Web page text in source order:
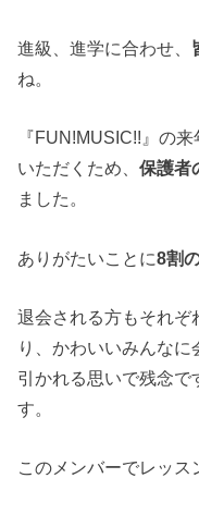
進級、進学に合わせ、
ね。
『FUN!MUSIC!!』の
いただくため、保護者
ました。
ありがたいことに8割
退会される方もそれぞ
り、かわいいみんな
引かれる思いで残念で
す。
このメンバーでレッス